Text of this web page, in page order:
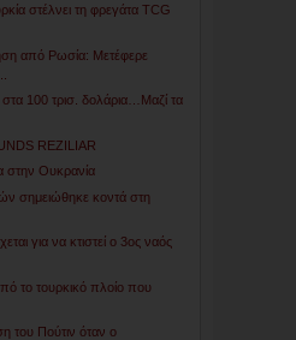
στέλνει τη φρεγάτα TCG
από Ρωσία: Μετέφερε
100 τρισ. δολάρια…Μαζί τα
REZILIAR
στην Ουκρανία
σημειώθηκε κοντά στη
για να κτιστεί ο 3ος ναός
το τουρκικό πλοίο που
του Πούτιν όταν ο